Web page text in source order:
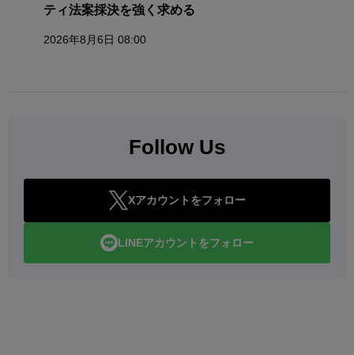
ティ法案採決を強く求める
2026年8月6日 08:00
Follow Us
Xアカウントをフォロー
LINEアカウントをフォロー